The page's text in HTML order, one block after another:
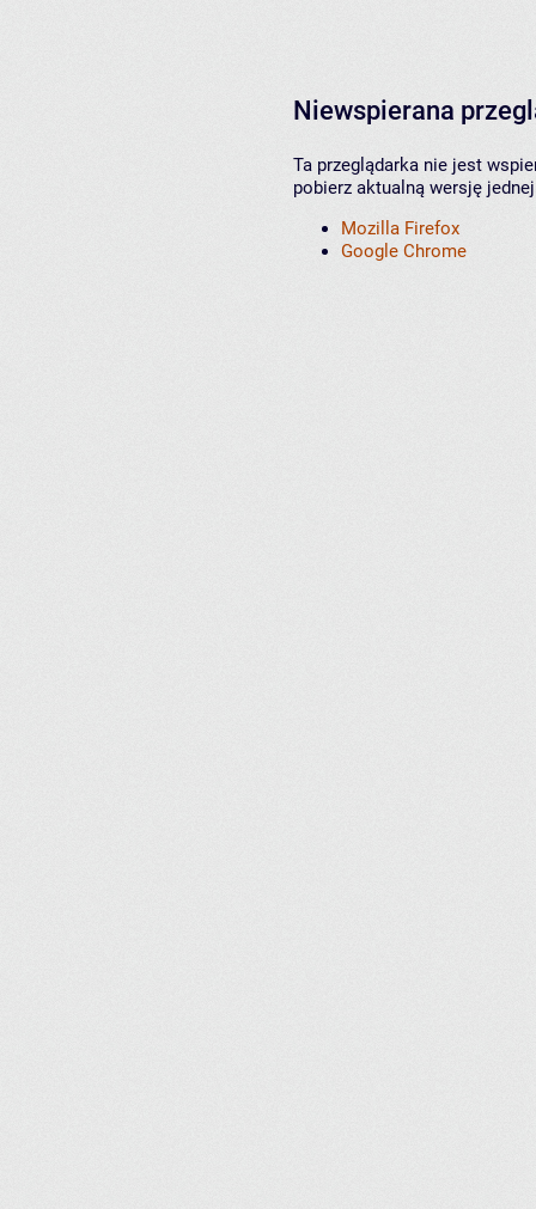
Niewspierana
Ta przeglądarka nie jest
pobierz aktualną wersję
Mozilla Firefox
Google Chrome